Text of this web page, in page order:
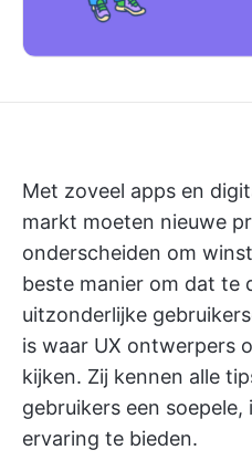
Met zoveel apps en
markt moeten nieuwe
onderscheiden om
beste manier om dat te
uitzonderlijke
is waar UX ontwerpers
kijken. Zij kennen alle
gebruikers een
ervaring te bieden.